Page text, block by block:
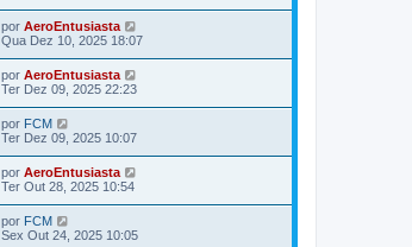
por AeroEntusiasta
Qua Dez 10, 2025 18:07
por AeroEntusiasta
Ter Dez 09, 2025 22:23
por FCM
Ter Dez 09, 2025 10:07
por AeroEntusiasta
Ter Out 28, 2025 10:54
por FCM
Sex Out 24, 2025 10:05